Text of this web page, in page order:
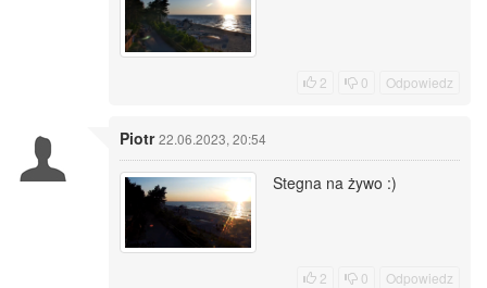
2 0 Odpowiedz
Piotr 22.06.2023, 20:54
Stegna na żywo :)
2 0 Odpowiedz